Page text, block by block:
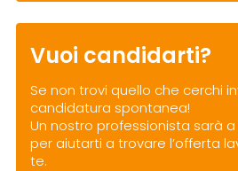
Vuoi candidarti?
Se non trovi quello che cerchi
candidatura spontanea!
Un nostro professionista sarà
per aiutarti a trovare l’offerta
te.